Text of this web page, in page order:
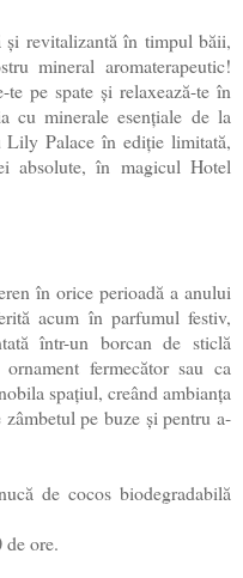
și revitalizantă în timpul băii,
mineral aromaterapeutic!
pe spate și relaxează-te în
cu minerale esențiale de la
Palace în ediție limitată,
absolute, în magicul Hotel
în orice perioadă a anului
acum în parfumul festiv,
într-un borcan de sticlă
fermecător sau ca
spațiul, creând ambianța
pe buze și pentru a-
de cocos biodegradabilă
ore.